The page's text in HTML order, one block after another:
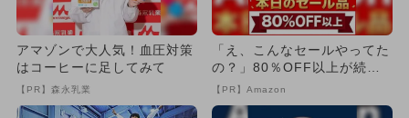
アマゾンで大人気！血圧対策
はコーヒーに足してみて
【PR】森永乳業
「え、こんなセールやってた
の？」80％OFF以上が続々
登場！Amazonの本気が...
【PR】Amazon